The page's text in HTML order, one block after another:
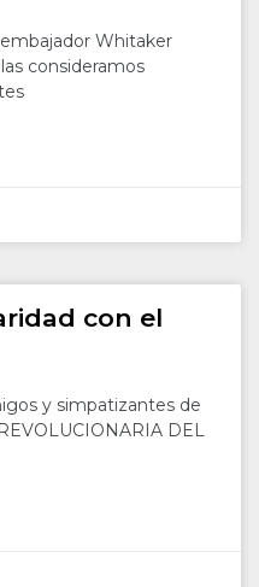
Whitaker
consideramos
con el
y simpatizantes de
DEL